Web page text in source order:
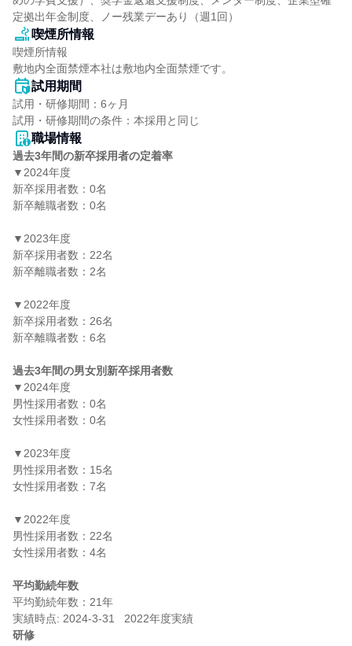
定拠出年金制度、ノー残業デーあり（週1回）
喫煙所情報
喫煙所情報
敷地内全面禁煙本社は敷地内全面禁煙です。
試用期間
試用・研修期間：6ヶ月
職場情報
過去3年間の新卒採用者の定着率
▼2024年度
新卒採用者数：0名
新卒離職者数：0名
▼2023年度
新卒採用者数：22名
新卒離職者数：2名
▼2022年度
新卒採用者数：26名
新卒離職者数：6名
過去3年間の男女別新卒採用者数
▼2024年度
男性採用者数：0名
女性採用者数：0名
▼2023年度
男性採用者数：15名
女性採用者数：7名
▼2022年度
男性採用者数：22名
女性採用者数：4名
平均勤続年数
平均勤続年数：21年
研修